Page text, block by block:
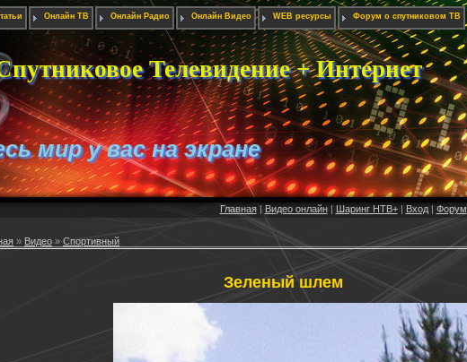
Онлайн ТВ Онлайн Радио Онлайн Видео WEB ресурсы Форум о спутниковом ТВ
Телевидение + Интернет
мир у вас на экране
Главная| Видео онлайн| Шаринг НТВ+| Вход| Форум
» Видео » Спортивный
Зеленый шлем